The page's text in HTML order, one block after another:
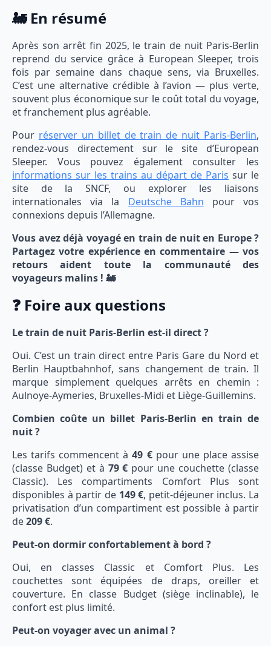
🚂 En résumé
Après son arrêt fin 2025, le train de nuit Paris-Berlin
reprend du service grâce à European Sleeper, trois
fois par semaine dans chaque sens, via Bruxelles.
C’est une alternative crédible à l’avion — plus verte,
souvent plus économique sur le coût total du voyage,
et franchement plus agréable.
Pour réserver un billet de train de nuit Paris-Berlin,
rendez-vous directement sur le site d’European
Sleeper. Vous pouvez également consulter les
informations sur les trains au départ de Paris sur le
site de la SNCF, ou explorer les liaisons
internationales via la Deutsche Bahn pour vos
connexions depuis l’Allemagne.
Vous avez déjà voyagé en train de nuit en Europe ?
Partagez votre expérience en commentaire — vos
retours aident toute la communauté des
voyageurs malins ! 🚂
❓ Foire aux questions
Le train de nuit Paris-Berlin est-il direct ?
Oui. C’est un train direct entre Paris Gare du Nord et
Berlin Hauptbahnhof, sans changement de train. Il
marque simplement quelques arrêts en chemin :
Aulnoye-Aymeries, Bruxelles-Midi et Liège-Guillemins.
Combien coûte un billet Paris-Berlin en train de
nuit ?
Les tarifs commencent à49 €pour une place assise
(classe Budget) et à 79 € pour une couchette (classe
Classic). Les compartiments Comfort Plus sont
disponibles à partir de 149 €, petit-déjeuner inclus. La
privatisation d’un compartiment est possible à partir
de209 €.
Peut-on dormir confortablement à bord ?
Oui, en classes Classic et Comfort Plus. Les
couchettes sont équipées de draps, oreiller et
couverture. En classe Budget (siège inclinable), le
confort est plus limité.
Peut-on voyager avec un animal ?